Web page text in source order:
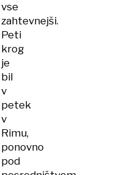
vse
zahtevnejši.
Peti
krog
je
bil
v
petek
v
Rimu,
ponovno
pod